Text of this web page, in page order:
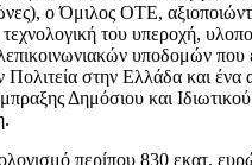
ο Όμιλος ΟΤΕ,
του υπεροχή,
υποδομών που
Πολιτεία στην Ελλάδα και ένα
Δημόσιου και
περίπου 830 εκατ.